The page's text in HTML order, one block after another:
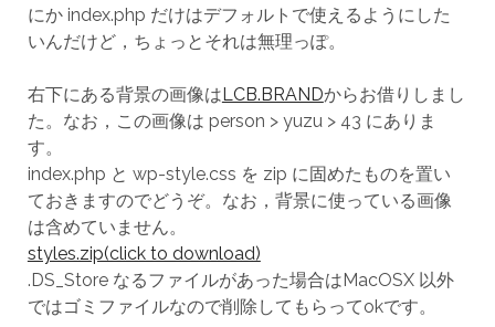
にか index.php だけはデフォルトで使えるようにした
いんだけど，ちょっとそれは無理っぽ。
右下にある背景の画像はLCB.BRANDからお借りしまし
た。なお，この画像は person > yuzu > 43 にありま
す。
index.php と wp-style.css を zip に固めたものを置い
ておきますのでどうぞ。なお，背景に使っている画像
は含めていません。
styles.zip(click to download)
.DS_Store なるファイルがあった場合はMacOSX 以外
ではゴミファイルなので削除してもらってokです。